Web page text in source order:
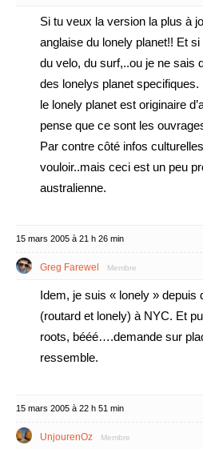
Si tu veux la version la plus à
anglaise du lonely planet!! Et
du velo, du surf,..ou je ne sais
des lonelys planet specifiques.
le lonely planet est originaire
pense que ce sont les
Par contre côté infos
vouloir..mais ceci est un peu
australienne.
15 mars 2005 à 21 h 26 min
Greg Farewel Membre
Idem, je suis « lonely » depuis
(routard et lonely) à NYC. Et
roots, bééé….demande sur
ressemble.
15 mars 2005 à 22 h 51 min
UnjourenOz Membre